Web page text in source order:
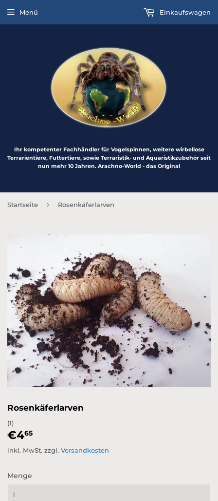
Ihr kompetenter Fachhändler für Vogelspinnen, weitere wirbellose
Terrarientiere, Futtertiere, sowie Terraristik- und Aquaristikzubehör seit
nun mehr 10 Jahren. Arachno-World - das Original
Menü Einkaufswagen
Startseite › Rosenkäferlarven
Rosenkäferlarven
(1)
€465
inkl. MwSt. zzgl. Versandkosten
Menge